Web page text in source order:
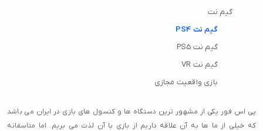
گیم نت
گیم نت PS4
گیم نت PS5
گیم نت VR
بازی واقعیت مجازی
پی اس فور یکی از مشهور ترین دستگاه ها و کنسول های بازی در ایران می باشد
که خیلی از ما ها به آن علاقه داریم از بازی با آن لذت می بریم. اما متاسفانه